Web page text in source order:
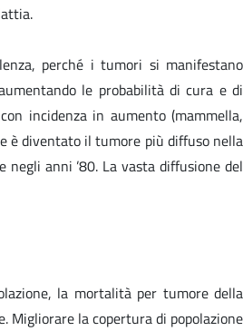
perché i tumori si manifestano
le probabilità di cura e di
incidenza in aumento (mammella,
è diventato il tumore più diffuso nella
anni ’80. La vasta diffusione del
la mortalità per tumore della
Migliorare la copertura di popolazione